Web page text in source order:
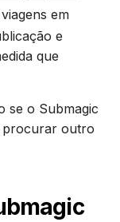
em
e
que
se o Submagic
procurar outro